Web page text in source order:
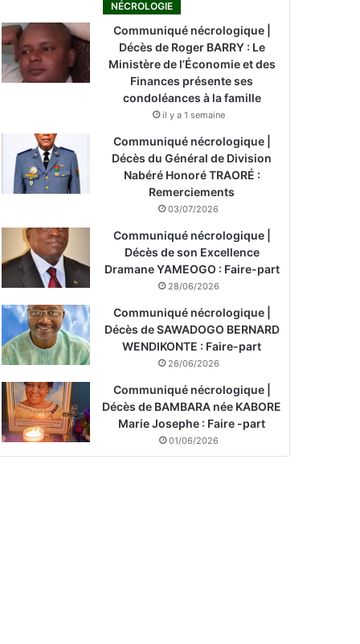
NÉCROLOGIE
Communiqué nécrologique |
Décès de Roger BARRY : Le
Ministère de l’Économie et des
Finances présente ses
condoléances à la famille
il y a 1 semaine
Communiqué nécrologique |
Décès du Général de Division
Nabéré Honoré TRAORÉ :
Remerciements
03/07/2026
Communiqué nécrologique |
Décès de son Excellence
Dramane YAMEOGO : Faire-part
28/06/2026
Communiqué nécrologique |
Décès de SAWADOGO BERNARD
WENDIKONTE : Faire-part
26/06/2026
Communiqué nécrologique |
Décès de BAMBARA née KABORE
Marie Josephe : Faire -part
01/06/2026